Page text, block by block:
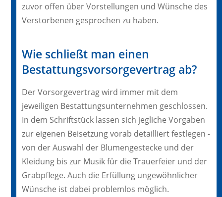
zuvor offen über Vorstellungen und Wünsche des
Verstorbenen gesprochen zu haben.
Wie schließt man einen
Bestattungsvorsorgevertrag ab?
Der Vorsorgevertrag wird immer mit dem
jeweiligen Bestattungsunternehmen geschlossen.
In dem Schriftstück lassen sich jegliche Vorgaben
zur eigenen Beisetzung vorab detailliert festlegen -
von der Auswahl der Blumengestecke und der
Kleidung bis zur Musik für die Trauerfeier und der
Grabpflege. Auch die Erfüllung ungewöhnlicher
Wünsche ist dabei problemlos möglich.